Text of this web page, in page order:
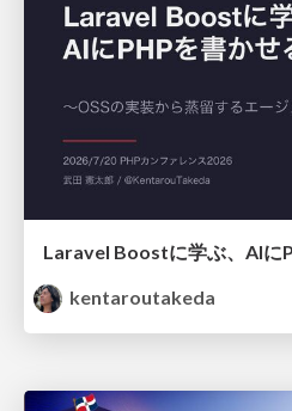
kentaroutakeda